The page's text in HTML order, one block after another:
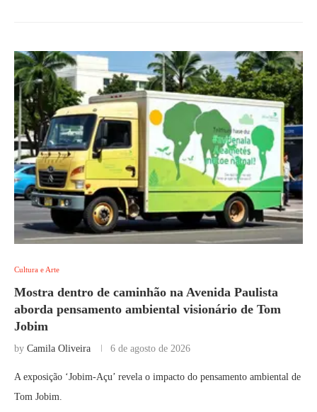
Cultura e Arte
Mostra dentro de caminhão na Avenida Paulista
aborda pensamento ambiental visionário de Tom
Jobim
by Camila Oliveira 6 de agosto de 2026
A exposição ‘Jobim-Açu’ revela o impacto do pensamento ambiental de
Tom Jobim.